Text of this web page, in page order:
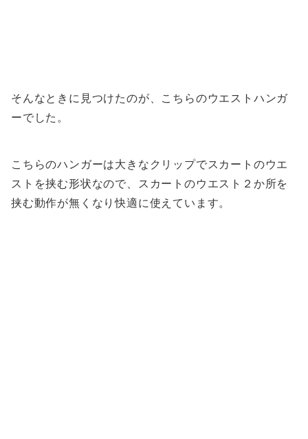
そんなときに見つけたのが、こちらのウエストハンガ
ーでした。
こちらのハンガーは大きなクリップでスカートのウエ
ストを挟む形状なので、スカートのウエスト２か所を
挟む動作が無くなり快適に使えています。